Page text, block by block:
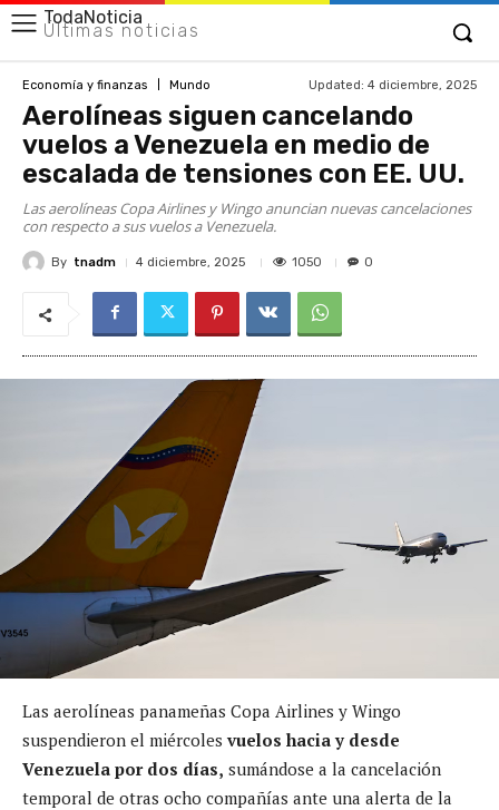
TodaNoticia
Últimas noticias
Economía y finanzas Mundo Updated: 4 diciembre, 2025
Aerolíneas siguen cancelando
vuelos a Venezuela en medio de
escalada de tensiones con EE. UU.
Las aerolíneas Copa Airlines y Wingo anuncian nuevas cancelaciones
con respecto a sus vuelos a Venezuela.
By tnadm 4 diciembre, 2025 1050 0
Las aerolíneas panameñas Copa Airlines y Wingo
suspendieron el miércoles vuelos hacia y desde
Venezuela por dos días, sumándose a la cancelación
temporal de otras ocho compañías ante una alerta de la